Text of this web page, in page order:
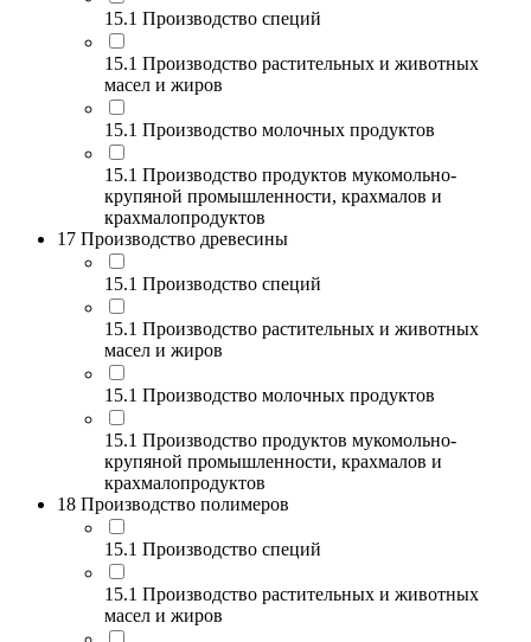
15.1 Производство специй
15.1 Производство растительных и животных
масел и жиров
15.1 Производство молочных продуктов
15.1 Производство продуктов мукомольно-
крупяной промышленности, крахмалов и
крахмалопродуктов
17 Производство древесины
15.1 Производство специй
15.1 Производство растительных и животных
масел и жиров
15.1 Производство молочных продуктов
15.1 Производство продуктов мукомольно-
крупяной промышленности, крахмалов и
крахмалопродуктов
18 Производство полимеров
15.1 Производство специй
15.1 Производство растительных и животных
масел и жиров